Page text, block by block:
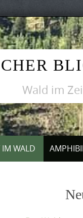
Wald im
IM WALD